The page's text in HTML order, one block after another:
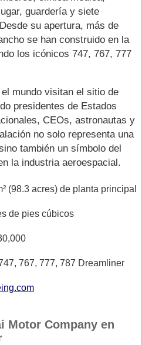
guardería y siete
su apertura, más de
se han construido en la
los icónicos 747, 767, 777
mundo visitan el sitio de
presidentes de Estados
CEOs, astronautas y
no solo representa una
también un símbolo del
la industria aeroespacial.
(98.3 acres) de planta principal
de pies cúbicos
767, 777, 787 Dreamliner
Motor Company en